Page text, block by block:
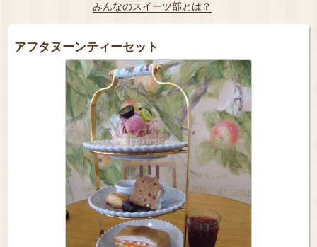
みんなのスイーツ部とは？
アフタヌーンティーセット